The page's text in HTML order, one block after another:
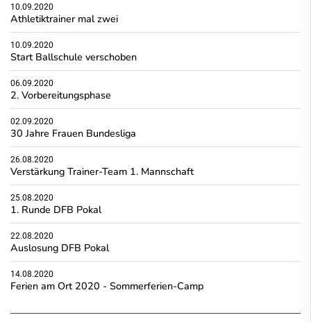
10.09.2020
Athletiktrainer mal zwei
10.09.2020
Start Ballschule verschoben
06.09.2020
2. Vorbereitungsphase
02.09.2020
30 Jahre Frauen Bundesliga
26.08.2020
Verstärkung Trainer-Team 1. Mannschaft
25.08.2020
1. Runde DFB Pokal
22.08.2020
Auslosung DFB Pokal
14.08.2020
Ferien am Ort 2020 - Sommerferien-Camp